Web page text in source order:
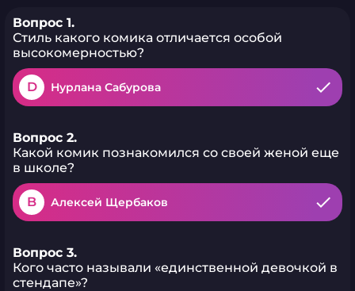
Вопрос 1.
Стиль какого комика отличается особой
высокомерностью?
D Нурлана Сабурова
Вопрос 2.
Какой комик познакомился со своей женой еще
в школе?
B Алексей Щербаков
Вопрос 3.
Кого часто называли «единственной девочкой в
стендапе»?